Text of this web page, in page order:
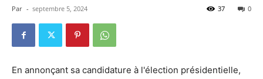
Par - septembre 5, 2024 0
37
En annonçant sa candidature à l'élection présidentielle,